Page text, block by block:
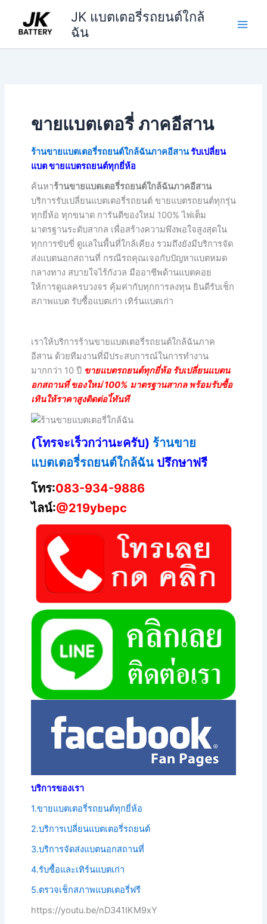
content
JK แบตเตอรี่รถยนต์ใกล้
ฉัน
ขายแบตเตอรี่ ภาคอีสาน
ร้านขายแบตเตอรี่รถยนต์ใกล้ฉันภาคอีสานรับเปลี่ยน
แบต ขายแบตรถยนต์ทุกยี่ห้อ
ค้นหาร้านขายแบตเตอรี่รถยนต์ใกล้ฉันภาคอีสาน
บริการรับเปลี่ยนแบตเตอรี่รถยนต์ ขายแบตรถยนต์ทุกรุ่น
ทุกยี่ห้อ ทุกขนาด การันตีของใหม่ 100% ไฟเต็ม
มาตรฐานระดับสากล เพื่อสร้างความพึงพอใจสูงสุดใน
ทุกการขับขี่ ดูแลในพื้นที่ใกล้เคียง รวมถึงยังมีบริการจัด
ส่งแบตนอกสถานที่ กรณีรถคุณเจอกับปัญหาแบตหมด
กลางทาง สบายใจไร้กังวล มืออาชีพด้านแบตคอย
ให้การดูแลครบวงจร คุ้มค่ากับทุกการลงทุน ยินดีรับเช็ก
สภาพแบต รับซื้อแบตเก่า เทิร์นแบตเก่า
เราให้บริการร้านขายแบตเตอรี่รถยนต์ใกล้ฉันภาค
อีสาน ด้วยทีมงานที่มีประสบการณ์ในการทำงาน
มากกว่า 10 ปี ขายแบตรถยนต์ทุกยี่ห้อ รับเปลี่ยนแบตน
อกสถานที่ ของใหม่ 100% มาตรฐานสากล พร้อมรับซื้อ
เทินให้ราคาสูงติดต่อไ้ทันที
(โทรจะเร็วกว่านะครับ) ร้านขาย
แบตเตอรี่รถยนต์ใกล้ฉันปรึกษาฟรี
โทร:083-934-9886
ไลน์:@219ybepc
บริการของเรา
1.ขายแบตเตอรี่รถยนต์ทุกยี่ห้อ
2.บริการเปลี่ยนแบตเตอรี่รถยนต์
3.บริการจัดส่งแบตนอกสถานที่
4.รับซื้อและเทิร์นแบตเก่า
5.ตรวจเช็กสภาพแบตเตอรี่ฟรี
https://youtu.be/nD341IKM9xY